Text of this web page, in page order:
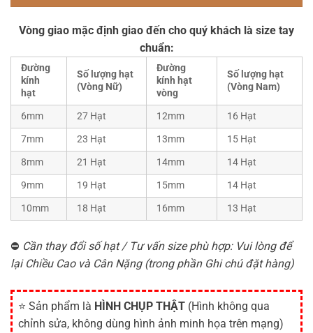
Vòng giao mặc định giao đến cho quý khách là size tay
chuẩn:
Đường
kính
hạt
Số lượng hạt
(Vòng Nữ)
Đường
kính hạt
vòng
Số lượng hạt
(Vòng Nam)
6mm 27 Hạt 12mm
16 Hạt
7mm
23 Hạt 13mm
15 Hạt
8mm
21 Hạt 14mm
14 Hạt
9mm
19 Hạt 15mm
14 Hạt
10mm
18 Hạt 16mm 13 Hạt
⛔ Cần thay đổi số hạt / Tư vấn size phù hợp: Vui lòng để
lại Chiều Cao và Cân Nặng (trong phần Ghi chú đặt hàng)
⭐ Sản phẩm là HÌNH CHỤP THẬT (Hình không qua
chỉnh sửa, không dùng hình ảnh minh họa trên mạng)